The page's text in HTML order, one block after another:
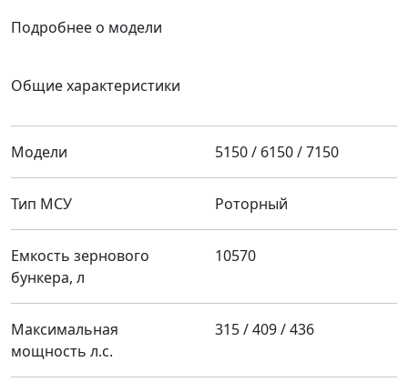
Подробнее о модели
Общие характеристики
Модели 5150 / 6150 / 7150
Тип МСУ Роторный
Емкость зернового
бункера, л
10570
Максимальная
мощность л.с.
315 / 409 / 436